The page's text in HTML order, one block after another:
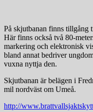
På skjutbanan finns tillgång
Här finns också två 80-
markering och elektronisk
bland annat bedriver
vuxna nyttja den.
Skjutbanan är belägen i
mil nordväst om Umeå.
http://